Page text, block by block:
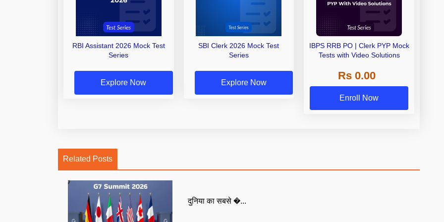
RBI Assistant 2026 Mock Test
Series
Explore Now
SBI Clerk 2026 Mock Test
Series
Explore Now
IBPS RRB PO | Clerk PYP Mock
Tests with Video Solutions
Rs 0.00
Enroll Now
Related Posts
दुनिया का सबसे �...